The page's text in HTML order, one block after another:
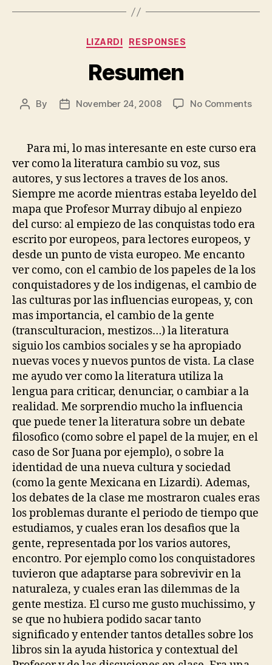
Categories
LIZARDI RESPONSES
Resumen
Post
By
PostNovember 24, 2008 No Commentson
Para mi, lo mas interesante en este curso era
ver como la literatura cambio su voz, sus
autores, y sus lectores a traves de los anos.
Siempre me acorde mientras estaba leyeldo del
mapa que Profesor Murray dibujo al enpiezo
del curso: al empiezo de las conquistas todo era
escrito por europeos, para lectores europeos, y
desde un punto de vista europeo. Me encanto
ver como, con el cambio de los papeles de la los
conquistadores y de los indigenas, el cambio de
las culturas por las influencias europeas, y, con
mas importancia, el cambio de la gente
(transculturacion, mestizos…) la literatura
siguio los cambios sociales y se ha apropiado
nuevas voces y nuevos puntos de vista. La clase
me ayudo ver como la literatura utiliza la
lengua para criticar, denunciar, o cambiar a la
realidad. Me sorprendio mucho la influencia
que puede tener la literatura sobre un debate
filosofico (como sobre el papel de la mujer, en el
caso de Sor Juana por ejemplo), o sobre la
identidad de una nueva cultura y sociedad
(como la gente Mexicana en Lizardi). Ademas,
los debates de la clase me mostraron cuales eras
los problemas durante el periodo de tiempo que
estudiamos, y cuales eran los desafios que la
gente, representada por los varios autores,
encontro. Por ejemplo como los conquistadores
tuvieron que adaptarse para sobrevivir en la
naturaleza, y cuales eran las dilemmas de la
gente mestiza. El curso me gusto muchissimo, y
se que no hubiera podido sacar tanto
significado y entender tantos detalles sobre los
libros sin la ayuda historica y contextual del